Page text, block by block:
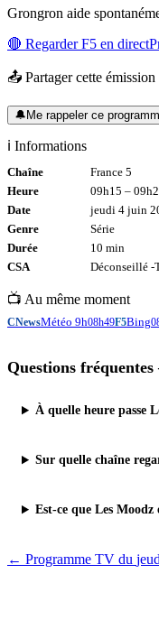
Grongron aide
🔴 RegarderF5 en direct
📤 Partager cette émission
🔔Me rappeler ce
ℹ️ Informations
Chaîne
France 5
Heure
09h15 –
Date
jeudi 4 juin
Genre
Série
Durée
10 min
CSA
Déconseillé -
📺 Au même moment
CNewsMétéo 9h08h49F5Bing
Questions
À quelle heure passe
Sur quelle chaîne
Est-ce que Les
← Programme TV du